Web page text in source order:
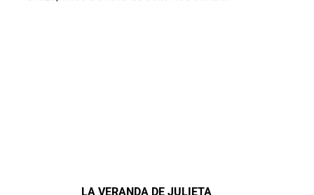
LA VERANDA DE JULIETA